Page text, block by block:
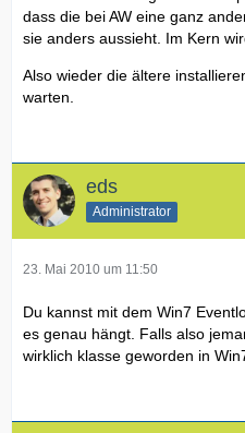
dass die bei AW eine ganz
sie anders aussieht. Im Kern
Also wieder die ältere
warten.
eds
Administrator
23. Mai 2010 um 11:50
Du kannst mit dem Win7
es genau hängt. Falls also
wirklich klasse geworden in